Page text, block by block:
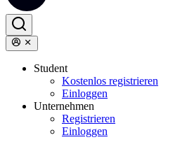
Student
Kostenlos registrieren
Einloggen
Unternehmen
Registrieren
Einloggen